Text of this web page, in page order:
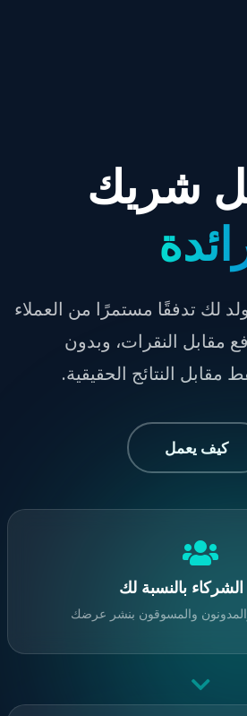
شريك
لك تدفقًا مستمرًا من العملاء
مقابل النقرات، وبدون
النتائج الحقيقية.
كيف يعمل
بالنسبة لك
والمسوقون بنشر عرضك